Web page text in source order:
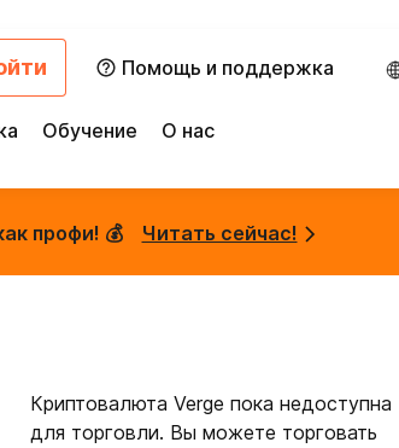
Помощь и поддержка
Обучение О нас
профи! 💰 Читать сейчас!
Криптовалюта Verge пока недоступна
для торговли. Вы можете торговать